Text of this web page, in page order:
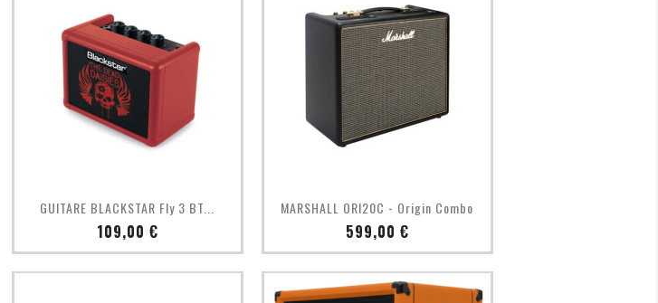
GUITARE BLACKSTAR Fly 3 BT...
Prix
109,00 €
 Aperçu rapide MARSHALL ORI20C - Origin Combo
Prix
599,00 €
 Aperçu rapide